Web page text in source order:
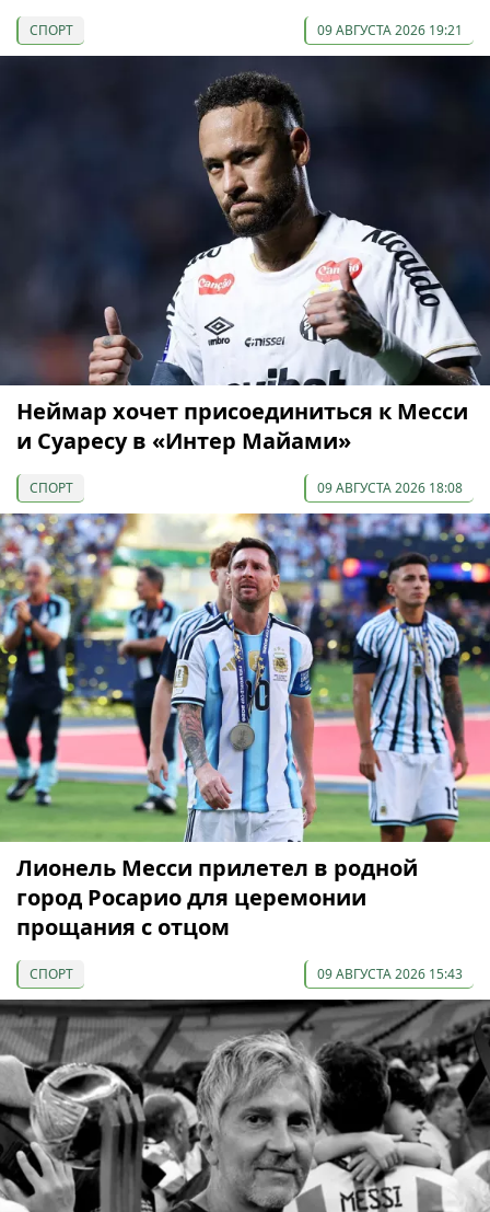
СПОРТ 09 АВГУСТА 2026 19:21
Неймар хочет присоединиться к Месси
и Суаресу в «Интер Майами»
СПОРТ 09 АВГУСТА 2026 18:08
Лионель Месси прилетел в родной
город Росарио для церемонии
прощания с отцом
СПОРТ 09 АВГУСТА 2026 15:43